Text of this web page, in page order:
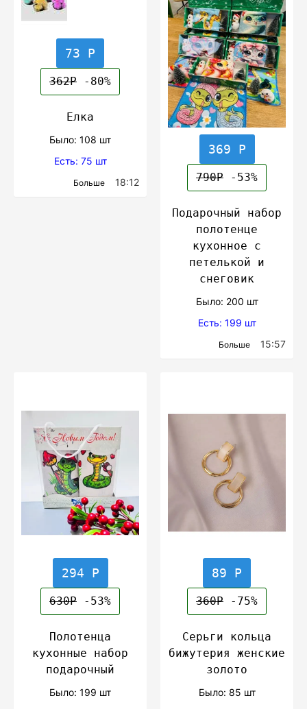
73 Р
362Р -80%
Елка
Было: 108 шт
Есть: 75 шт
Больше 18:12
369 Р
790Р -53%
Подарочный набор
полотенце
кухонное с
петелькой и
снеговик
Было: 200 шт
Есть: 199 шт
Больше 15:57
294 Р
630Р -53%
Полотенца
кухонные набор
подарочный
Было: 199 шт
89 Р
360Р -75%
Серьги кольца
бижутерия женские
золото
Было: 85 шт